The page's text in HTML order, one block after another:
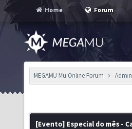
Home Forum
MEGAMU Mu Online Forum
[Evento] Especial do mês -